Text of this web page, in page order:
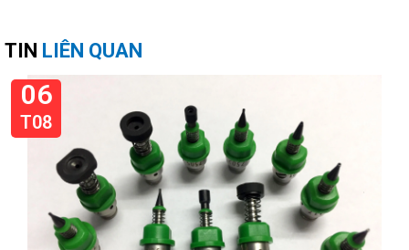
TIN LIÊN QUAN
06
T08